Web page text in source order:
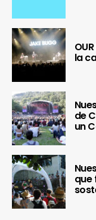
la
de
un
que